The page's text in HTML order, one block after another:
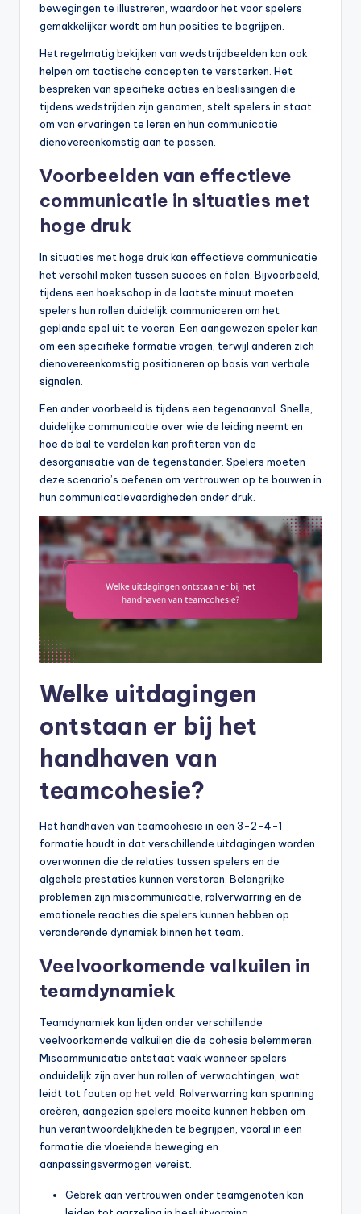
bewegingen te illustreren, waardoor het voor spelers
gemakkelijker wordt om hun posities te begrijpen.
Het regelmatig bekijken van wedstrijdbeelden kan ook
helpen om tactische concepten te versterken. Het
bespreken van specifieke acties en beslissingen die
tijdens wedstrijden zijn genomen, stelt spelers in staat
om van ervaringen te leren en hun communicatie
dienovereenkomstig aan te passen.
Voorbeelden van effectieve
communicatie in situaties met
hoge druk
In situaties met hoge druk kan effectieve communicatie
het verschil maken tussen succes en falen. Bijvoorbeeld,
tijdens een hoekschop in de laatste minuut moeten
spelers hun rollen duidelijk communiceren om het
geplande spel uit te voeren. Een aangewezen speler kan
om een specifieke formatie vragen, terwijl anderen zich
dienovereenkomstig positioneren op basis van verbale
signalen.
Een ander voorbeeld is tijdens een tegenaanval. Snelle,
duidelijke communicatie over wie de leiding neemt en
hoe de bal te verdelen kan profiteren van de
desorganisatie van de tegenstander. Spelers moeten
deze scenario’s oefenen om vertrouwen op te bouwen in
hun communicatievaardigheden onder druk.
Welke uitdagingen
ontstaan er bij het
handhaven van
teamcohesie?
Het handhaven van teamcohesie in een 3-2-4-1
formatie houdt in dat verschillende uitdagingen worden
overwonnen die de relaties tussen spelers en de
algehele prestaties kunnen verstoren. Belangrijke
problemen zijn miscommunicatie, rolverwarring en de
emotionele reacties die spelers kunnen hebben op
veranderende dynamiek binnen het team.
Veelvoorkomende valkuilen in
teamdynamiek
Teamdynamiek kan lijden onder verschillende
veelvoorkomende valkuilen die de cohesie belemmeren.
Miscommunicatie ontstaat vaak wanneer spelers
onduidelijk zijn over hun rollen of verwachtingen, wat
leidt tot fouten op het veld. Rolverwarring kan spanning
creëren, aangezien spelers moeite kunnen hebben om
hun verantwoordelijkheden te begrijpen, vooral in een
formatie die vloeiende beweging en
aanpassingsvermogen vereist.
Gebrek aan vertrouwen onder teamgenoten kan